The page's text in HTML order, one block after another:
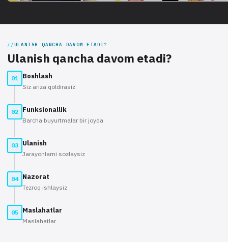
ULANISH QANCHA DAVOM ETADI?
Ulanish qancha davom etadi?
01 Boshlash
Siz ariza qoldirasiz
02 Funksionallik
Barcha buyurtmalar bir joyda
03 Ulanish
Jarayonlarni sozlaysiz
04 Nazorat
Tezroq ishlaysiz
05 Maslahatlar
Maslahatlar